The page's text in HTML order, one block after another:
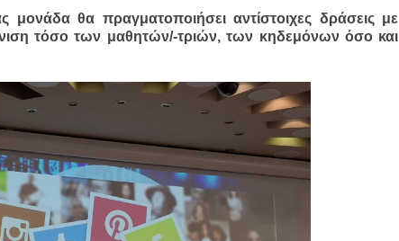
μονάδα θα πραγματοποιήσει αντίστοιχες δράσεις με
τόσο των μαθητών/-τριών, των κηδεμόνων όσο και